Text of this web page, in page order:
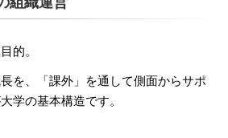
的。
を、「課外」を通して側面からサポ
学の基本構造です。